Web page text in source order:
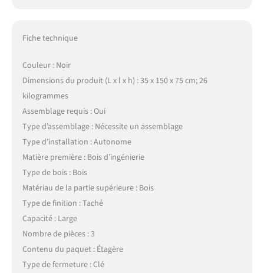
Fiche technique
Couleur : Noir
Dimensions du produit (L x l x h) : 35 x 150 x 75 cm; 26
kilogrammes
Assemblage requis : Oui
Type d’assemblage : Nécessite un assemblage
Type d’installation : Autonome
Matière première : Bois d’ingénierie
Type de bois : Bois
Matériau de la partie supérieure : Bois
Type de finition : Taché
Capacité : Large
Nombre de pièces : 3
Contenu du paquet : Étagère
Type de fermeture : Clé